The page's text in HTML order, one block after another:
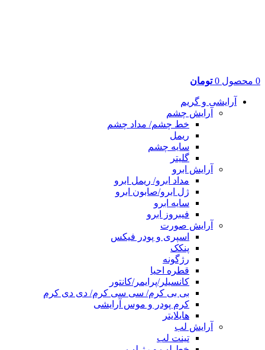
0 محصول 0 تومان
آرایشی و گریم
آرایش چشم
خط چشم/ مداد چشم
ریمل
سایه چشم
گلیتر
آرایش ابرو
مداد ابرو/ ریمل ابرو
ژل ابرو/صابون ابرو
سایه ابرو
فیبروز ابرو
آرایش صورت
اسپری و پودر فیکس
پنکک
رژگونه
قطره احیا
کانسیلر/پرایمر/کانتور
بی بی کرم/ سی سی کرم/ دی دی کرم
کرم پودر و موس آرایشی
هایلایتر
آرایش لب
تینت لب